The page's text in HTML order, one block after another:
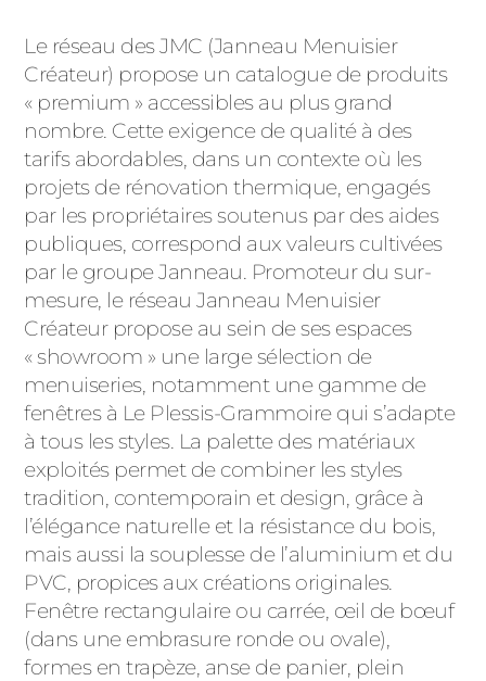
Le réseau des JMC (Janneau Menuisier
Créateur) propose un catalogue de produits
« premium » accessibles au plus grand
nombre. Cette exigence de qualité à des
tarifs abordables, dans un contexte où les
projets de rénovation thermique, engagés
par les propriétaires soutenus par des aides
publiques, correspond aux valeurs cultivées
par le groupe Janneau. Promoteur du sur-
mesure, le réseau Janneau Menuisier
Créateur propose au sein de ses espaces
« showroom » une large sélection de
menuiseries, notamment une gamme de
fenêtres à Le Plessis-Grammoire qui s’adapte
à tous les styles. La palette des matériaux
exploités permet de combiner les styles
tradition, contemporain et design, grâce à
l’élégance naturelle et la résistance du bois,
mais aussi la souplesse de l’aluminium et du
PVC, propices aux créations originales.
Fenêtre rectangulaire ou carrée, œil de bœuf
(dans une embrasure ronde ou ovale),
formes en trapèze, anse de panier, plein